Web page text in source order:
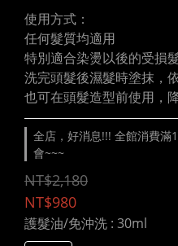
使用方式：
任何髮質均適用
特別適合染燙以後的受損
洗完頭髮後濕髮時塗抹，
也可在頭髮造型前使用，
全店，好消息!!! 全館消費滿
會~~~
NT$2,180
NT$980
護髮油/免沖洗 : 30ml